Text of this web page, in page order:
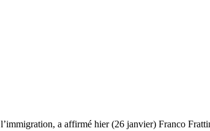
a affirmé hier (26 janvier) Franco